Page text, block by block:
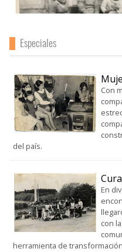
Especiales
Con
del país.
En
con
herramienta de